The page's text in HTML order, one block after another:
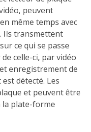
peuvent
même temps avec
Ils transmettent
ce qui se passe
celle-ci, par vidéo
enregistrement de
détecté. Les
et peuvent être
la plate-forme